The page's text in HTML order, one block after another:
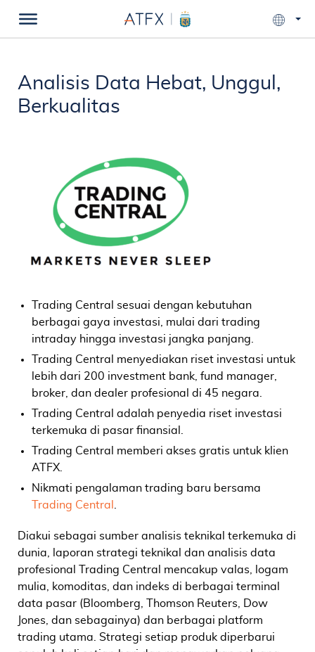
Analisis Data Hebat, Unggul,
Berkualitas
Trading Central sesuai dengan kebutuhan
berbagai gaya investasi, mulai dari trading
intraday hingga investasi jangka panjang.
Trading Central menyediakan riset investasi untuk
lebih dari 200 investment bank, fund manager,
broker, dan dealer profesional di 45 negara.
Trading Central adalah penyedia riset investasi
terkemuka di pasar finansial.
Trading Central memberi akses gratis untuk klien
ATFX.
Nikmati pengalaman trading baru bersama
Trading Central
Diakui sebagai sumber analisis teknikal terkemuka di
dunia, laporan strategi teknikal dan analisis data
profesional Trading Central mencakup valas, logam
mulia, komoditas, dan indeks di berbagai terminal
data pasar (Bloomberg, Thomson Reuters, Dow
Jones, dan sebagainya) dan berbagai platform
trading utama. Strategi setiap produk diperbarui